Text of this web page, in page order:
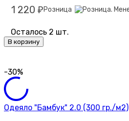
1 220 ₽ Розница
Осталось 2 шт.
В корзину
-30%
Одеяло "Бамбук" 2.0 (300 гр./м2)